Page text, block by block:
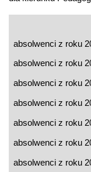
absolwenci z roku
absolwenci z roku
absolwenci z roku
absolwenci z roku
absolwenci z roku
absolwenci z roku
absolwenci z roku